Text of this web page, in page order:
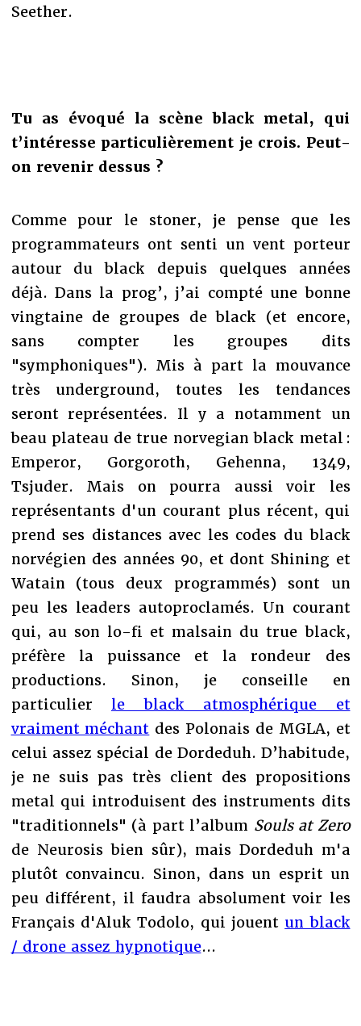
Seether.
Tu as évoqué la scène black metal, qui
t’intéresse particulièrement je crois. Peut-
on revenir dessus ?
Comme pour le stoner, je pense que les
programmateurs ont senti un vent porteur
autour du black depuis quelques années
déjà. Dans la prog’, j’ai compté une bonne
vingtaine de groupes de black (et encore,
sans compter les groupes dits
"symphoniques"). Mis à part la mouvance
très underground, toutes les tendances
seront représentées. Il y a notamment un
beau plateau de true norvegian black metal :
Emperor, Gorgoroth, Gehenna, 1349,
Tsjuder. Mais on pourra aussi voir les
représentants d'un courant plus récent, qui
prend ses distances avec les codes du black
norvégien des années 90, et dont Shining et
Watain (tous deux programmés) sont un
peu les leaders autoproclamés. Un courant
qui, au son lo-fi et malsain du true black,
préfère la puissance et la rondeur des
productions. Sinon, je conseille en
particulier le black atmosphérique et
vraiment méchant des Polonais de MGLA, et
celui assez spécial de Dordeduh. D’habitude,
je ne suis pas très client des propositions
metal qui introduisent des instruments dits
"traditionnels" (à part l’album Souls at Zero
de Neurosis bien sûr), mais Dordeduh m'a
plutôt convaincu. Sinon, dans un esprit un
peu différent, il faudra absolument voir les
Français d'Aluk Todolo, qui jouent un black
/ drone assez hypnotique...